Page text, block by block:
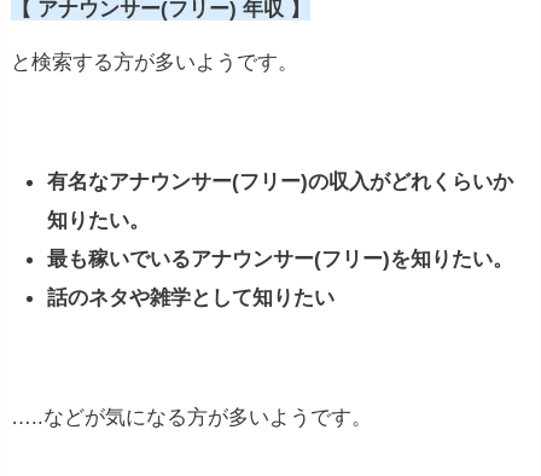
【 アナウンサー(フリー) 年収 】
と検索する方が多いようです。
有名なアナウンサー(フリー)の収入がどれくらいか
知りたい。
最も稼いでいるアナウンサー(フリー)を知りたい。
話のネタや雑学として知りたい
…..などが気になる方が多いようです。